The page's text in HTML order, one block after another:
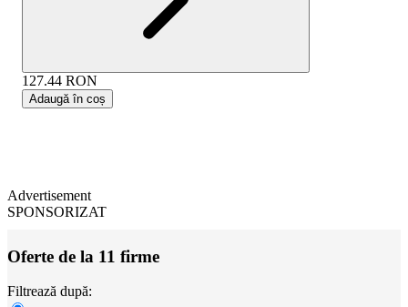
127.44 RON
Adaugă în coș
Advertisement
SPONSORIZAT
Oferte de la 11 firme
Filtrează după: